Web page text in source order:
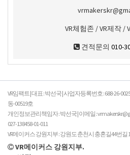
VR체험존 / VR제작 /
견적문의 010-
VR임팩트 | 대표 : 박선국 | 사업자등록번호 : 688-26-
동-00519호
개인정보관리책임자 : 박선국 | 이메일 :
027-138458-01-011
VR메이커스 강원지부 : 강원도 춘천시 충혼길44번길
VR메이커스 강원지부.